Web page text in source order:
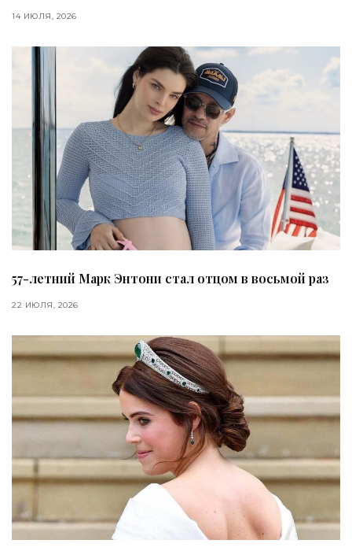
14 ИЮЛЯ, 2026
57-летний Марк Энтони стал отцом в восьмой раз
22 ИЮЛЯ, 2026